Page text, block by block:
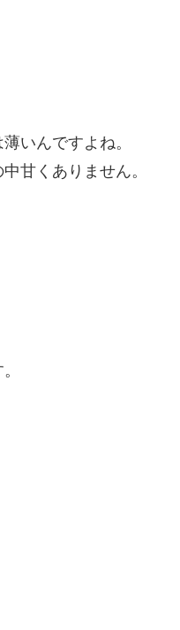
いんですよね。
甘くありません。